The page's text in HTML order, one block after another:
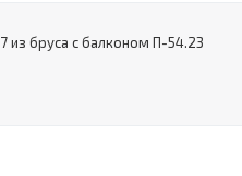
из бруса с балконом П-54.23